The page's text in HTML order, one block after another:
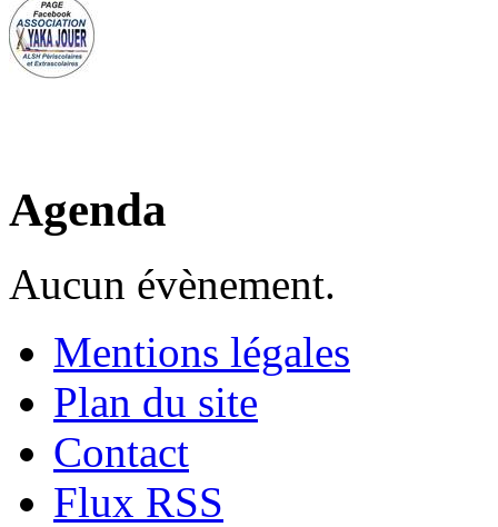
Agenda
Aucun évènement.
Mentions légales
Plan du site
Contact
Flux RSS